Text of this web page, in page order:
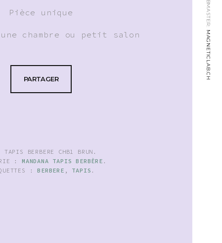
WEBMASTER:
MAGNETICLAB.CH
Pièce unique
chambre ou petit salon
PARTAGER
TAPIS BERBERE CHB1 BRUN .
: MANDANA TAPIS BERBÈRE .
:BERBERE , TAPIS .